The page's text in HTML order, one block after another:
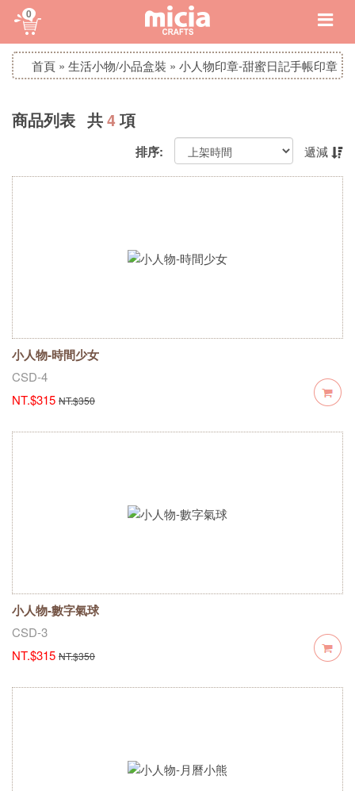
0
首頁 » 生活小物/小品盒裝 » 小人物印章-甜蜜日記手帳印章
商品列表 共4 項
排序: 遞減
小人物-時間少女
CSD-4
NT.$315 NT.$350
小人物-數字氣球
CSD-3
NT.$315 NT.$350